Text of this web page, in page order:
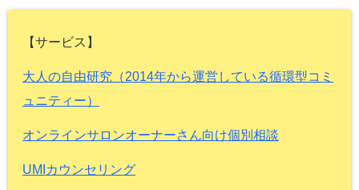
【サービス】
大人の自由研究（2014年から運営している循環型コミ
ュニティー）
オンラインサロンオーナーさん向け個別相談
UMIカウンセリング